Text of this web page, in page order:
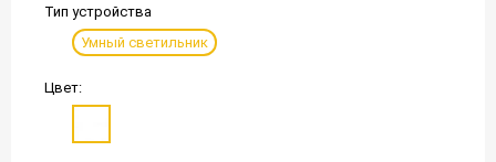
Тип устройства
Умный светильник
Цвет: